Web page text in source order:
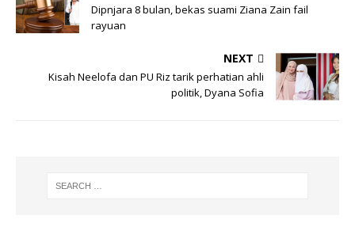
Dipnjara 8 bulan, bekas suami Ziana Zain fail
rayuan
NEXT
Kisah Neelofa dan PU Riz tarik perhatian ahli
politik, Dyana Sofia